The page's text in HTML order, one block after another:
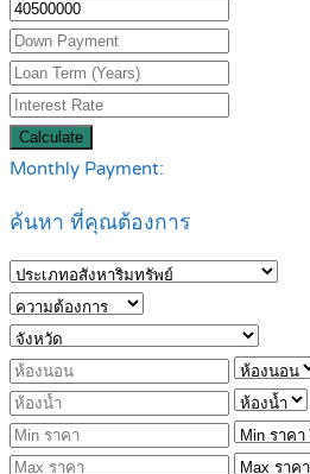
Calculate
Monthly Payment:
ค้นหา ที่คุณต้องการ